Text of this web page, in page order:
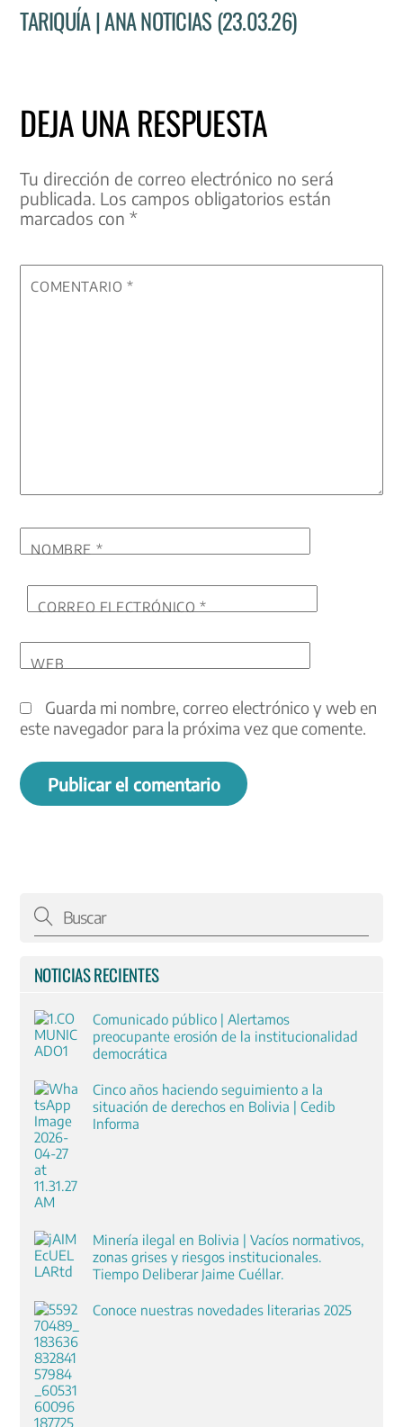
TARIQUÍA | ANA NOTICIAS (23.03.26)
DEJA UNA RESPUESTA
Tu dirección de correo electrónico no será
publicada. Los campos obligatorios están
marcados con*
COMENTARIO*
NOMBRE *
CORREO ELECTRÓNICO*
WEB
Guarda mi nombre, correo electrónico y web en
este navegador para la próxima vez que comente.
NOTICIAS RECIENTES
Comunicado público | Alertamos
preocupante erosión de la institucionalidad
democrática
Cinco años haciendo seguimiento a la
situación de derechos en Bolivia | Cedib
Informa
Minería ilegal en Bolivia | Vacíos normativos,
zonas grises y riesgos institucionales.
Tiempo Deliberar Jaime Cuéllar.
Conoce nuestras novedades literarias 2025